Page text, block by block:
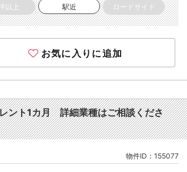
以上 駅近 ロードサイド
お気に入りに追加
ント1カ月 詳細業種はご相談くださ
物件ID：155077